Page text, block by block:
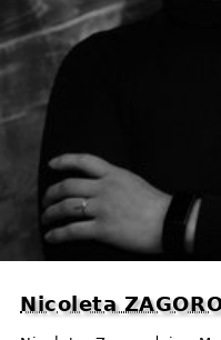
Nicoleta